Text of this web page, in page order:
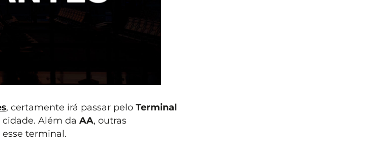
, certamente irá passar pelo Terminal
Além da AA, outras
terminal.